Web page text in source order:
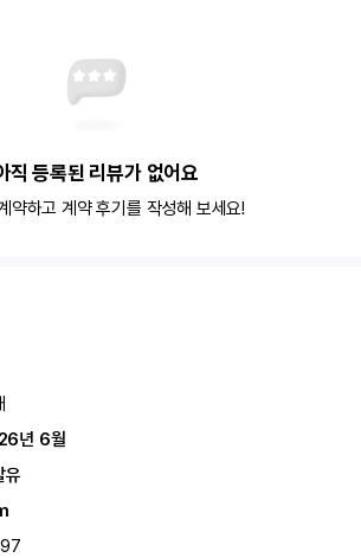
직 등록된 리뷰가 없어요
약하고 계약 후기를 작성해 보세요!
년 6월
유